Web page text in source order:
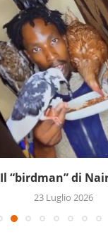
Il “birdman” di
23 Luglio 2026